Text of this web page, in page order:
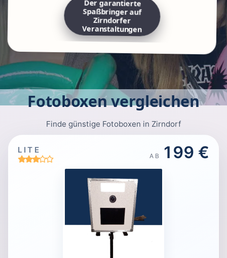
Der garantierte
Spaßbringer auf
Zirndorfer
Veranstaltungen
Fotoboxen vergleichen
Finde günstige Fotoboxen in Zirndorf
LITE
AB 199 €